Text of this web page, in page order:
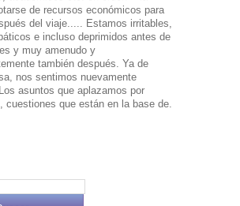
de recursos económicos para
del viaje..... Estamos irritables,
e incluso deprimidos antes de
y muy amenudo y
también después. Ya de
nos sentimos nuevamente
asuntos que aplazamos por
cuestiones que están en la base de.